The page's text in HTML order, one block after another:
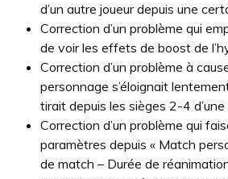
d’un autre joueur depuis une
Correction d’un problème qui
de voir les effets de boost de
Correction d’un problème à
personnage s’éloignait
tirait depuis les sièges 2-4
Correction d’un problème qui
paramètres depuis « Match
de match – Durée de